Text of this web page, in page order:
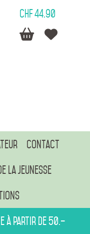
CHF 44.90
 
Contact
la jeunesse
à partir de 50.–